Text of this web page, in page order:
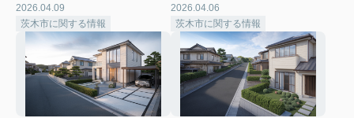
2026.04.09
茨木市に関する情報
2026.04.06
茨木市に関する情報